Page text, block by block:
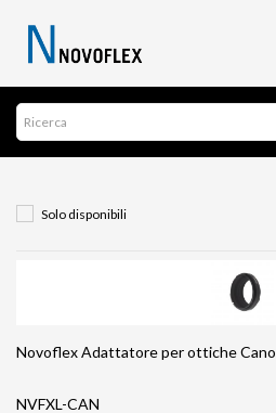
Solo disponibili
Novoflex Adattatore per ottiche
NVFXL-CAN